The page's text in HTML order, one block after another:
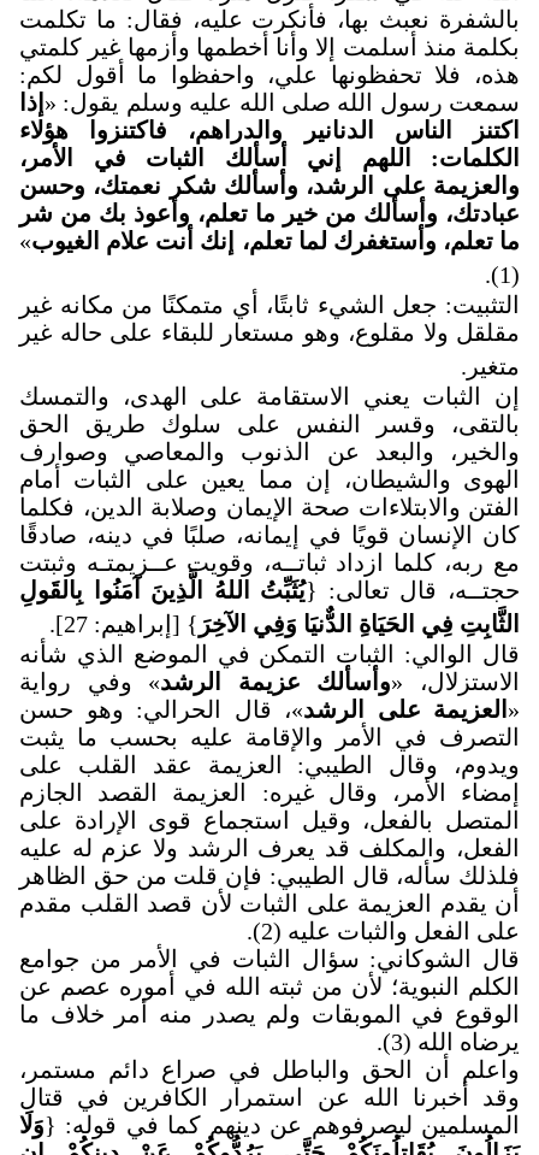
بالشفرة نعبث بها، فأنكرت عليه، فقال: ما تكلمت
بكلمة منذ أسلمت إلا وأنا أخطمها وأزمها غير كلمتي
هذه، فلا تحفظونها علي، واحفظوا ما أقول لكم:
سمعت رسول الله صلى الله عليه وسلم يقول: « إذا
اكتنز الناس الدنانير والدراهم، فاكتنزوا هؤلاء
الكلمات: اللهم إني أسألك الثبات في الأمر،
والعزيمة على الرشد، وأسألك شكر نعمتك، وحسن
عبادتك، وأسألك من خير ما تعلم، وأعوذ بك من شر
ما تعلم، وأستغفرك لما تعلم، إنك أنت علام الغيوب»
(1).
التثبيت: جعل الشيء ثابتًا، أي متمكنًا من مكانه غير
مقلقل ولا مقلوع، وهو مستعار للبقاء على حاله غير
متغير.
إن الثبات يعني الاستقامة على الهدى، والتمسك
بالتقى، وقسر النفس على سلوك طريق الحق
والخير، والبعد عن الذنوب والمعاصي وصوارف
الهوى والشيطان، إن مما يعين على الثبات أمام
الفتن والابتلاءات صحة الإيمان وصلابة الدين، فكلما
كان الإنسان قويًا في إيمانه، صلبًا في دينه، صادقًا
مع ربه، كلما ازداد ثباتــه، وقويت عــزيمتـه وثبتت
حجتــه، قال تعالى: {يُثَبِّتُ اللهُ الَّذِينَ آمَنُوا بِالقَولِ
الثَّابِتِ فِي الحَيَاةِ الدٌّنيَا وَفِي الآخِرَ } [إبراهيم: 27].
قال الوالي: الثبات التمكن في الموضع الذي شأنه
الاستزلال، «وأسألك عزيمة الرشد» وفي رواية
« العزيمة على الرشد»، قال الحرالي: وهو حسن
التصرف في الأمر والإقامة عليه بحسب ما يثبت
ويدوم، وقال الطيبي: العزيمة عقد القلب على
إمضاء الأمر، وقال غيره: العزيمة القصد الجازم
المتصل بالفعل، وقيل استجماع قوى الإرادة على
الفعل، والمكلف قد يعرف الرشد ولا عزم له عليه
فلذلك سأله، قال الطيبي: فإن قلت من حق الظاهر
أن يقدم العزيمة على الثبات لأن قصد القلب مقدم
على الفعل والثبات عليه (2).
قال الشوكاني: سؤال الثبات في الأمر من جوامع
الكلم النبوية؛ لأن من ثبته الله في أموره عصم عن
الوقوع في الموبقات ولم يصدر منه أمر خلاف ما
يرضاه الله (3).
واعلم أن الحق والباطل في صراع دائم مستمر،
وقد أخبرنا الله عن استمرار الكافرين في قتال
المسلمين ليصرفوهم عن دينهم كما في قوله: {وَلَا